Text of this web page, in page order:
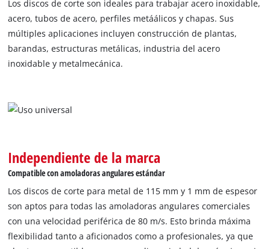
Los discos de corte son ideales para trabajar acero inoxidable,
acero, tubos de acero, perfiles metáálicos y chapas. Sus
múltiples aplicaciones incluyen construcción de plantas,
barandas, estructuras metálicas, industria del acero
inoxidable y metalmecánica.
Independiente de la marca
Compatible con amoladoras angulares estándar
Los discos de corte para metal de 115 mm y 1 mm de espesor
son aptos para todas las amoladoras angulares comerciales
con una velocidad periférica de 80 m/s. Esto brinda máxima
flexibilidad tanto a aficionados como a profesionales, ya que